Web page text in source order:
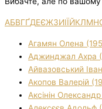
АБВГҐДЕЄЖЗИІЇЙКЛМН
Агамян Олена
Аджинджал Ахра
Айвазовський
Акопов Валерій
Аксінін